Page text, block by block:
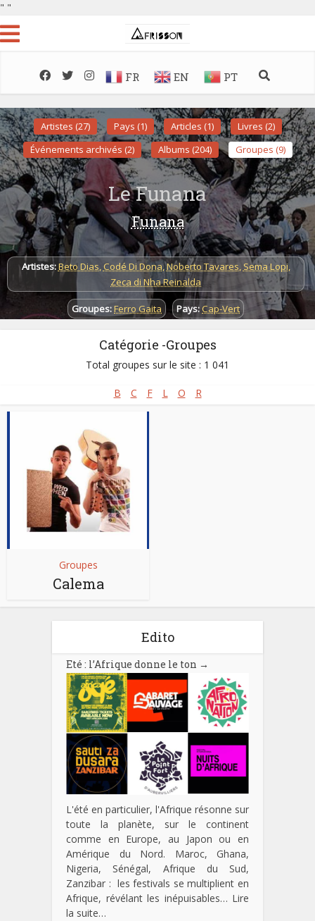
" "
FR EN PT
Artistes (27) Pays (1) Articles (1)
Livres (2)
Événements archivés (2)
Albums (204) Groupes (9)
Le Funana
Funana
Artistes:Beto Dias,Codé Di Dona,Noberto Tavares, Sema Lopi,
Zeca di Nha Reinalda
Groupes:Ferro Gaita Pays:Cap-Vert
Catégorie -Groupes
Total groupes sur le site : 1 041
B C F L O R
Groupes
Calema
Edito
Eté : l’Afrique donne le ton →
L'été en particulier, l'Afrique résonne sur
toute la planète, sur le continent
comme en Europe, au Japon ou en
Amérique du Nord. Maroc, Ghana,
Nigeria, Sénégal, Afrique du Sud,
Zanzibar : les festivals se multiplient en
Afrique, révélant les inépuisables… Lire
la suite…